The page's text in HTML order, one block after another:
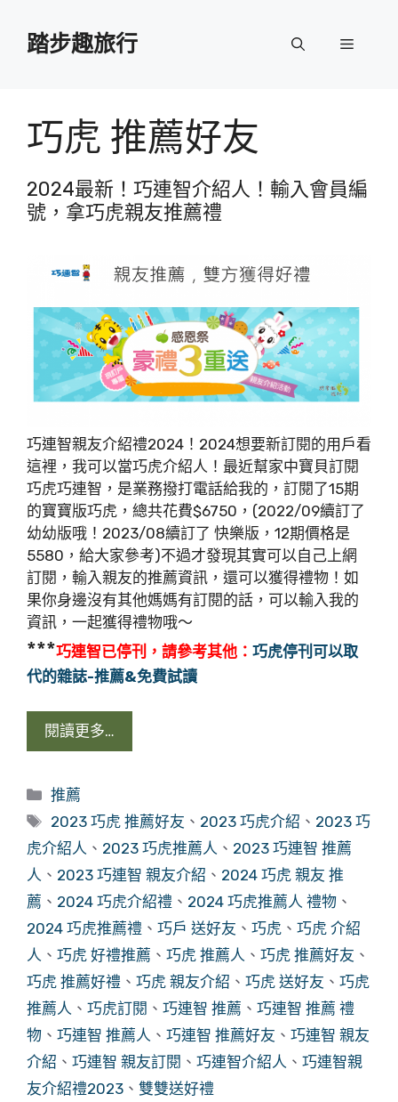
踏步趣旅行 選
巧虎 推薦好友
2024最新！巧連智介紹人！輸入會員編
號，拿巧虎親友推薦禮
巧連智親友介紹禮2024！2024想要新訂閱的用戶看
這裡，我可以當巧虎介紹人！最近幫家中寶貝訂閱
巧虎巧連智，是業務撥打電話給我的，訂閱了15期
的寶寶版巧虎，總共花費$6750，(2022/09續訂了
幼幼版哦！2023/08續訂了 快樂版，12期價格是
5580，給大家參考)不過才發現其實可以自己上網
訂閱，輸入親友的推薦資訊，還可以獲得禮物！如
果你身邊沒有其他媽媽有訂閱的話，可以輸入我的
資訊，一起獲得禮物哦～
***巧連智已停刊，請參考其他： 巧虎停刊可以取
代的雜誌-推薦&免費試讀
閱讀更多…
分
類
推薦
標
籤
2023 巧虎 推薦好友 、 2023 巧虎介紹 、 2023 巧
虎介紹人 、 2023 巧虎推薦人 、 2023 巧連智 推薦
人 、 2023 巧連智 親友介紹 、 2024 巧虎 親友 推
薦 、 2024 巧虎介紹禮 、 2024 巧虎推薦人 禮物 、
2024 巧虎推薦禮 、 巧戶 送好友 、 巧虎 、 巧虎 介紹
人 、 巧虎 好禮推薦 、 巧虎 推薦人 、 巧虎 推薦好友 、
巧虎 推薦好禮 、 巧虎 親友介紹 、 巧虎 送好友 、 巧虎
推薦人 、 巧虎訂閱 、 巧連智 推薦 、 巧連智 推薦 禮
物 、 巧連智 推薦人 、 巧連智 推薦好友 、 巧連智 親友
介紹 、 巧連智 親友訂閱 、 巧連智介紹人 、 巧連智親
友介紹禮2023 、 雙雙送好禮